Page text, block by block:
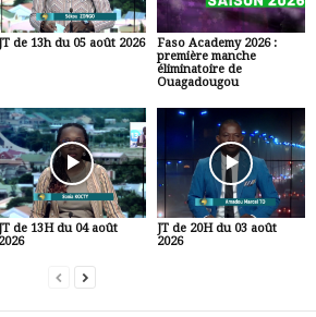
JT de 13h du 05 août 2026
Faso Academy 2026 :
première manche
éliminatoire de
Ouagadougou
JT de 13H du 04 août
2026
JT de 20H du 03 août
2026